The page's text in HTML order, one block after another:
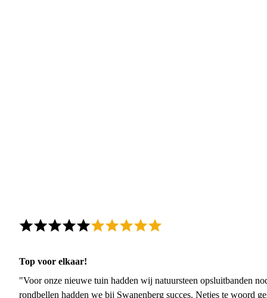
Top voor elkaar!
"Voor onze nieuwe tuin hadden wij natuursteen opsluitbanden
rondbellen hadden we bij Swanenberg succes. Netjes te woord